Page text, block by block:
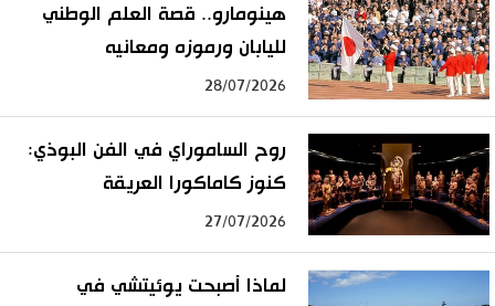
هينومارو.. قصة العلم الوطني
لليابان ورموزه ومعانيه
28/07/2026
روح الساموراي في الفن البوذي:
كنوز كاماكورا العريقة
27/07/2026
لماذا أصبحت يوئيتشي في